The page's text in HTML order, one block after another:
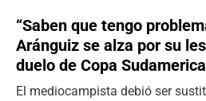
“Saben que tengo
Aránguiz se alza por su
duelo de Copa
El mediocampista debió ser